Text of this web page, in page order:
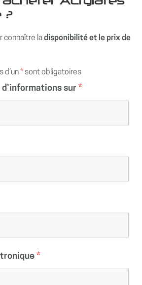
?
connaître ladisponibilité et le prix de
d’un* sont obligatoires
d’informations sur*
*